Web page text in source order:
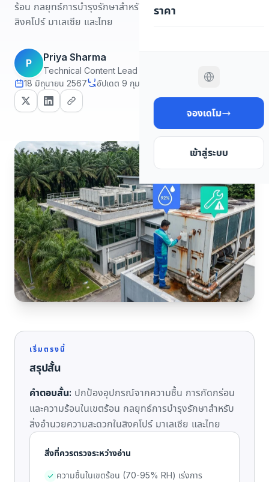
ราคา
จองเดโม
เข้าสู่ระบบ
ร้อน กลยุทธ์การบำรุงรักษาสำหรับสิ่งอำนวยความสะดวกใน
สิงคโปร์ มาเลเซีย และไทย
P
Priya Sharma
Technical Content Lead
18 มิถุนายน 2567
อัปเดต 9 กุมภาพันธ์ 2569 14 นาที read
เริ่มตรงนี้
สรุปสั้น
คำตอบสั้น: ปกป้องอุปกรณ์จากความชื้น การกัดกร่อน
และความร้อนในเขตร้อน กลยุทธ์การบำรุงรักษาสำหรับ
สิ่งอำนวยความสะดวกในสิงคโปร์ มาเลเซีย และไทย
สิ่งที่ควรตรวจระหว่างอ่าน
ความชื้นในเขตร้อน (70-95% RH) เร่งการ